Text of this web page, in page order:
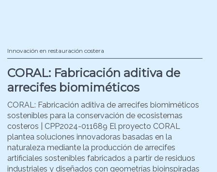
Innovación en restauración costera
CORAL: Fabricación aditiva de
arrecifes biomiméticos
CORAL: Fabricación aditiva de arrecifes biomiméticos
sostenibles para la conservación de ecosistemas
costeros | CPP2024-011689 El proyecto CORAL
plantea soluciones innovadoras basadas en la
naturaleza mediante la producción de arrecifes
artificiales sostenibles fabricados a partir de residuos
industriales y diseñados con geometrías bioinspiradas